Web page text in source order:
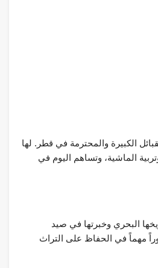
الكبيرة والمحترمة في قطر. لها
الماشية، وتساهم اليوم في
البحري وخبرتها في صيد
مهماً في الحفاظ على التراث